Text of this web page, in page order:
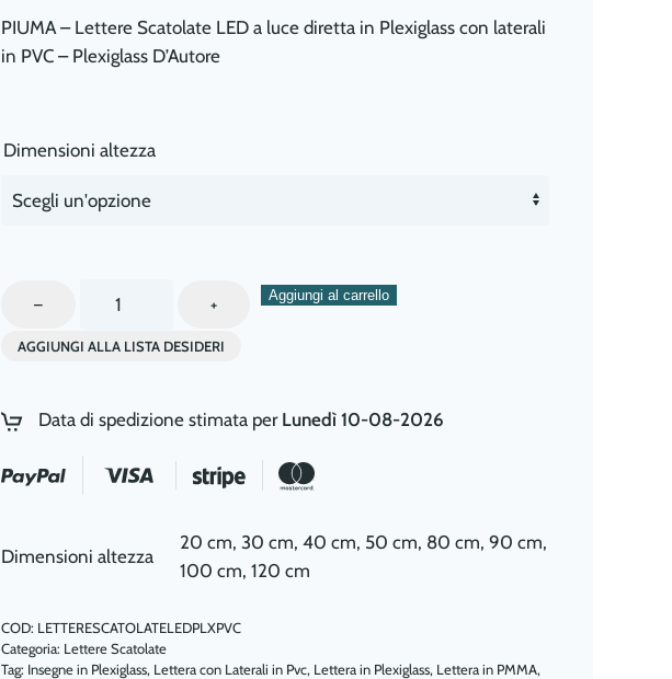
PIUMA – Lettere Scatolate LED a luce diretta in Plexiglass con laterali
in PVC – Plexiglass D’Autore
Dimensioni altezza
–
Lettere
LED
Plexiglas
con
Laterali
in
–
quantità
+ Aggiungi al carrello
AGGIUNGI ALLA LISTA DESIDERI
Data di spedizione stimata per Lunedì 10-08-2026
Dimensioni altezza
20 cm, 30 cm, 40 cm, 50 cm, 80 cm, 90 cm,
100 cm, 120 cm
COD: LETTERESCATOLATELEDPLXPVC
Categoria: Lettere Scatolate
Tag: Insegne in Plexiglass, Lettera con Laterali in Pvc, Lettera in Plexiglass, Lettera in PMMA,